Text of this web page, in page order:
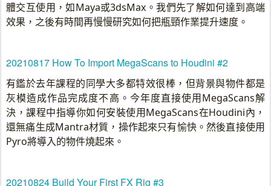
體交互使用，如Maya或3dsMax。我們先了解如何達到高端
效果，之後有時間再慢慢研究如何把瓶頸作業提升速度。
20210817 How To Import MegaScans to Houdini #2
有鑑於去年課程的同學大多都特效很棒，但背景與物件都是
灰模造成作品完成度不高。今年度直接使用MegaScans解
決，課程中指導你如何安裝使用MegaScans在Houdini內，
還無痛生成Mantra材質，操作起來只有愉快。然後直接使用
Pyro將導入的物件燒起來。
20210824 Build Your First FX Rig #3